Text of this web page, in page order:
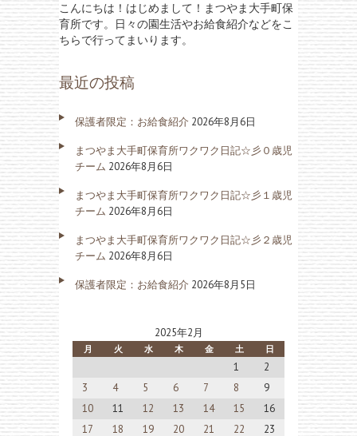
こんにちは！はじめまして！まつやま大手町保
育所です。日々の園生活やお給食紹介などをこ
ちらで行ってまいります。
最近の投稿
保護者限定：お給食紹介 2026年8月6日
まつやま大手町保育所ワクワク日記☆彡０歳児
チーム 2026年8月6日
まつやま大手町保育所ワクワク日記☆彡１歳児
チーム 2026年8月6日
まつやま大手町保育所ワクワク日記☆彡２歳児
チーム 2026年8月6日
保護者限定：お給食紹介 2026年8月5日
2025年2月
月 火 水 木 金 土 日
1
2
3
4 5 6 7 8
9
10
11 12 13 14 15
16
17
18 19 20 21 22 23